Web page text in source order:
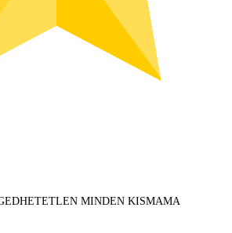
MINDEN KISMAMA